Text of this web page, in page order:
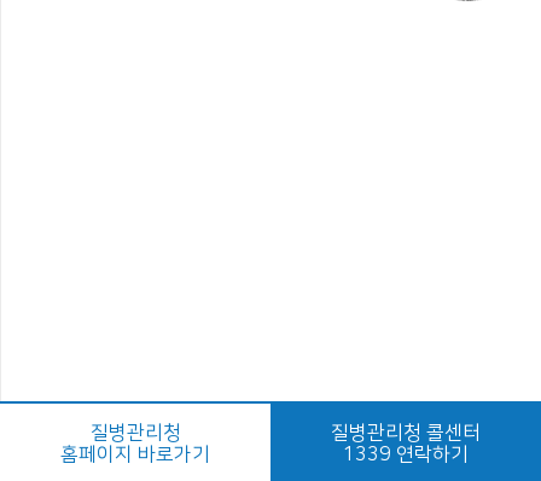
질병관리청
홈페이지 바로가기
질병관리청 콜센터
1339 연락하기